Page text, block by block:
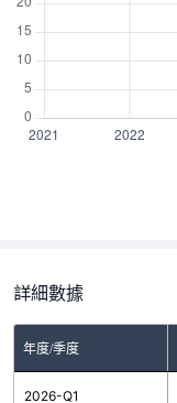
詳細數據
年度/季度
2026-Q1